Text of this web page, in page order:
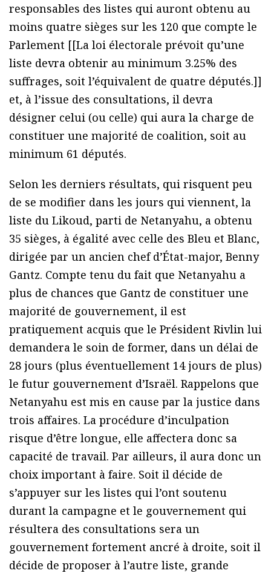
responsables des listes qui auront obtenu au
moins quatre sièges sur les 120 que compte le
Parlement [[La loi électorale prévoit qu’une
liste devra obtenir au minimum 3.25% des
suffrages, soit l’équivalent de quatre députés.]]
et, à l’issue des consultations, il devra
désigner celui (ou celle) qui aura la charge de
constituer une majorité de coalition, soit au
minimum 61 députés.
Selon les derniers résultats, qui risquent peu
de se modifier dans les jours qui viennent, la
liste du Likoud, parti de Netanyahu, a obtenu
35 sièges, à égalité avec celle des Bleu et Blanc,
dirigée par un ancien chef d’État-major, Benny
Gantz. Compte tenu du fait que Netanyahu a
plus de chances que Gantz de constituer une
majorité de gouvernement, il est
pratiquement acquis que le Président Rivlin lui
demandera le soin de former, dans un délai de
28 jours (plus éventuellement 14 jours de plus)
le futur gouvernement d’Israël. Rappelons que
Netanyahu est mis en cause par la justice dans
trois affaires. La procédure d’inculpation
risque d’être longue, elle affectera donc sa
capacité de travail. Par ailleurs, il aura donc un
choix important à faire. Soit il décide de
s’appuyer sur les listes qui l’ont soutenu
durant la campagne et le gouvernement qui
résultera des consultations sera un
gouvernement fortement ancré à droite, soit il
décide de proposer à l’autre liste, grande